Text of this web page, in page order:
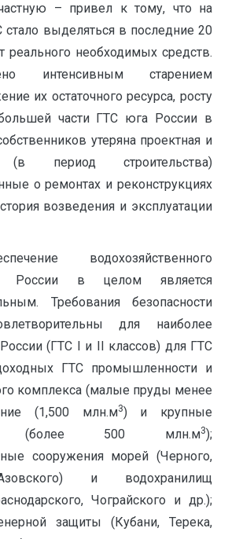
– привел к тому, что на
стало выделяться в последние 20
реального необходимых средств.
интенсивным старением
их остаточного ресурса, росту
части ГТС юга России в
утеряна проектная и
(в период строительства)
о ремонтах и реконструкциях
возведения и эксплуатации
водохозяйственного
России в целом является
Требования безопасности
для наиболее
(ГТС I и II классов) для ГТС
ГТС промышленности и
комплекса (малые пруды менее
(1,500 млн.м3) и крупные
(более 500 млн.м3);
сооружения морей (Черного,
и водохранилищ
Чограйского и др.);
защиты (Кубани, Терека,